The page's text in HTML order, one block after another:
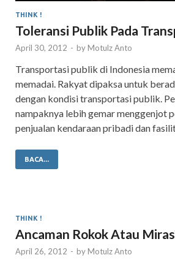
THINK !
Toleransi Publik Pada
April 30, 2012 - by Motulz Anto
Transportasi publik di Indonesia
memadai. Rakyat dipaksa untuk
dengan kondisi transportasi publik.
nampaknya lebih gemar menggenjot
penjualan kendaraan pribadi dan
BACA...
THINK !
Ancaman Rokok Atau
April 26, 2012 - by Motulz Anto